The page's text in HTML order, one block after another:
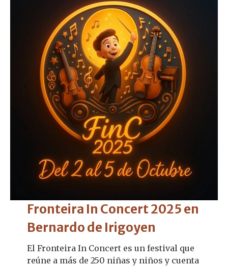
Fronteira In Concert 2025 en
Bernardo de Irigoyen
El Fronteira In Concert es un festival que
reúne a más de 250 niñas y niños y cuenta